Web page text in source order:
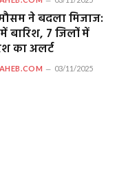
ने बदला मिजाज:
बारिश, 7 जिलों में
का अलर्ट
03/11/2025